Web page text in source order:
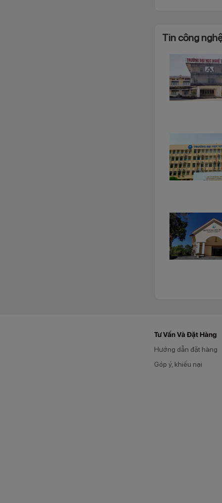
Ví dụ, một chiếc
máy lại giúp
Phụ kiện
Tin công
Tư Vấn Và Đặt Hàng
Hướng dẫn đặt hàng
Góp ý, khiếu nại